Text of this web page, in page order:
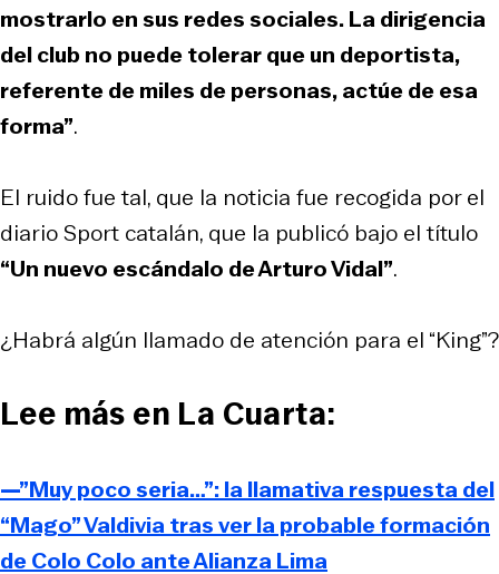
mostrarlo en sus redes sociales. La dirigencia
del club no puede tolerar que un deportista,
referente de miles de personas, actúe de esa
forma”.
El ruido fue tal, que la noticia fue recogida por el
diario Sport catalán, que la publicó bajo el título
“Un nuevo escándalo de Arturo Vidal”.
¿Habrá algún llamado de atención para el “King”?
Lee más en La Cuarta:
—”Muy poco seria…”: la llamativa respuesta del
“Mago” Valdivia tras ver la probable formación
de Colo Colo ante Alianza Lima